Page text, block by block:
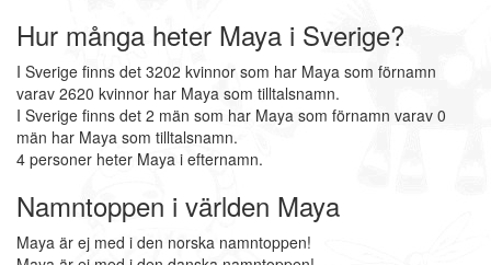
Hur många heter Maya i Sverige?
I Sverige finns det 3202 kvinnor som har Maya som förnamn
varav 2620 kvinnor har Maya som tilltalsnamn.
I Sverige finns det 2 män som har Maya som förnamn varav 0
män har Maya som tilltalsnamn.
4 personer heter Maya i efternamn.
Namntoppen i världen Maya
Maya är ej med i den norska namntoppen!